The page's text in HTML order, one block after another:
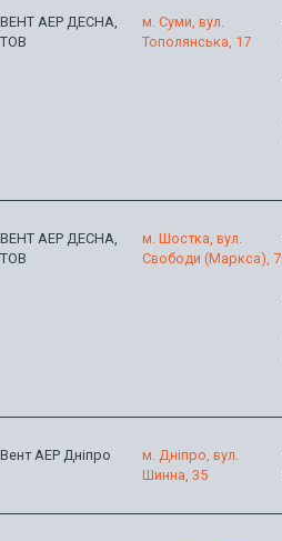
ВЕНТ АЕР ДЕСНА,
ТОВ
м. Суми, вул.
Тополянська, 17
ВЕНТ АЕР ДЕСНА,
ТОВ
м. Шостка, вул.
Свободи (Маркса), 7
Вент АЕР Дніпро
м. Дніпро, вул.
Шинна, 35